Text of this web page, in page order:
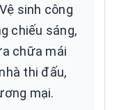
Vệ sinh công
chiếu sáng,
chữa mái
thi đấu,
mại.